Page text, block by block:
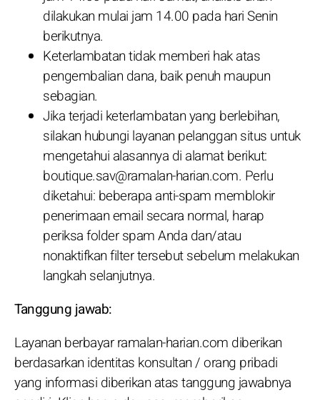
dilakukan mulai jam 14.00 pada hari Senin
berikutnya.
Keterlambatan tidak memberi hak atas
pengembalian dana, baik penuh maupun
sebagian.
Jika terjadi keterlambatan yang berlebihan,
silakan hubungi layanan pelanggan situs untuk
mengetahui alasannya di alamat berikut:
boutique.sav@ramalan-harian.com. Perlu
diketahui: beberapa anti-spam memblokir
penerimaan email secara normal, harap
periksa folder spam Anda dan/atau
nonaktifkan filter tersebut sebelum melakukan
langkah selanjutnya.
Tanggung jawab:
Layanan berbayar ramalan-harian.com diberikan
berdasarkan identitas konsultan / orang pribadi
yang informasi diberikan atas tanggung jawabnya